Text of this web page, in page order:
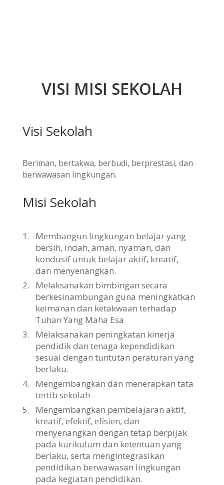
VISI MISI SEKOLAH
Visi Sekolah
Beriman, bertakwa, berbudi, berprestasi, dan
berwawasan lingkungan.
Misi Sekolah
1.
Membangun lingkungan belajar yang
bersih, indah, aman, nyaman, dan
kondusif untuk belajar aktif, kreatif,
dan menyenangkan.
2.
Melaksanakan bimbingan secara
berkesinambungan guna meningkatkan
keimanan dan ketakwaan terhadap
Tuhan Yang Maha Esa
3.
Melaksanakan peningkatan kinerja
pendidik dan tenaga kependidikan
sesuai dengan tuntutan peraturan yang
berlaku.
4.
Mengembangkan dan menerapkan tata
tertib sekolah
5.
Mengembangkan pembelajaran aktif,
kreatif, efektif, efisien, dan
menyenangkan dengan tetap berpijak
pada kurikulum dan ketentuan yang
berlaku, serta mengintegrasikan
pendidikan berwawasan lingkungan
pada kegiatan pendidikan.